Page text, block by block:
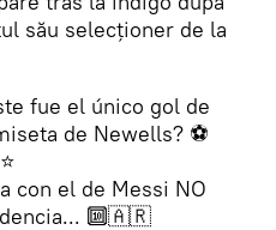
său selecționer de la
fue el único gol de
de Newells? ⚽️
⭐️
con el de Messi NO
🔟🇦🇷